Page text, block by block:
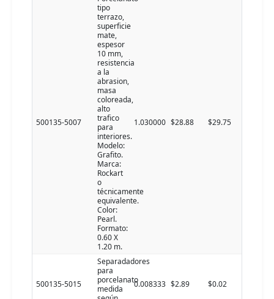
500135-5007
tipo
terrazo,
superficie
mate,
espesor
10 mm,
resistencia
a la
abrasion,
masa
coloreada,
alto
trafico
para
interiores.
Modelo:
Grafito.
Marca:
Rockart
o
técnicamente
equivalente.
Color:
Pearl.
Formato:
0.60 X
1.20 m.
1.030000 $28.88 $29.75
500135-5015
Separadadores
para
porcelanato
medida
0.008333 $2.89 $0.02